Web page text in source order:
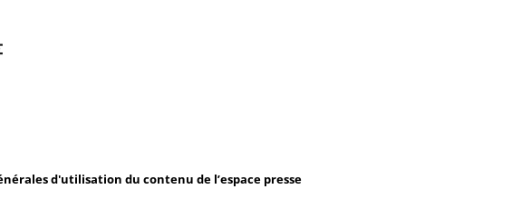
d'utilisation du contenu de l’espace presse